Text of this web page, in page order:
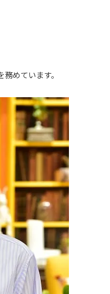
めています。